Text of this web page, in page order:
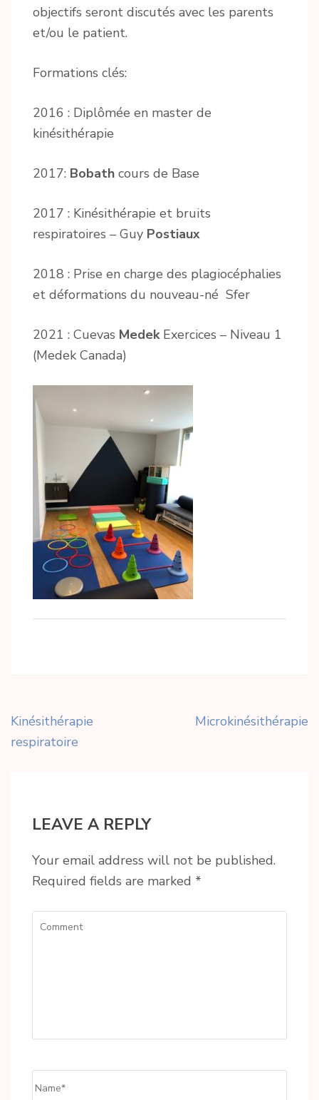
objectifs seront discutés avec les parents
et/ou le patient.
Formations clés:
2016 : Diplômée en master de
kinésithérapie
2017: Bobath cours de Base
2017 : Kinésithérapie et bruits
respiratoires – Guy Postiaux
2018 : Prise en charge des plagiocéphalies
et déformations du nouveau-né Sfer
2021 : Cuevas MedekExercices – Niveau 1
(Medek Canada)
Post
navigation
Kinésithérapie
respiratoire
Microkinésithérapie
LEAVE A REPLY
Your email address will not be published.
Required fields are marked *
Comment